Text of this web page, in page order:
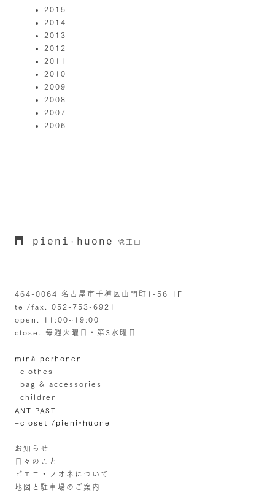
2015
2014
2013
2012
2011
2010
2009
2008
2007
2006
pieni ・ huone 覚王山
464-0064 名古屋市千種区山門町1-56 1F
tel/fax. 052-753-6921
open. 11:00~19:00
close. 毎週火曜日・第3水曜日
minä perhonen
clothes
bag & accessories
children
ANTIPAST
+closet /pieni•huone
お知らせ
日々のこと
ピエニ・フオネについて
地図と駐車場のご案内